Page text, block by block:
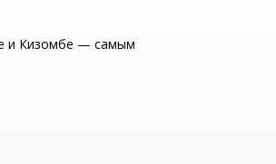
и Кизомбе — самым